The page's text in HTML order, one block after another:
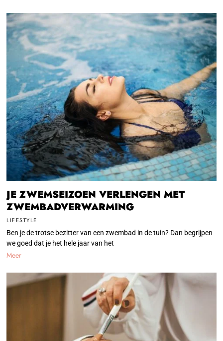
JE ZWEMSEIZOEN VERLENGEN MET
ZWEMBADVERWARMING
LIFESTYLE
Ben je de trotse bezitter van een zwembad in de tuin? Dan begrijpen
we goed dat je het hele jaar van het
Meer